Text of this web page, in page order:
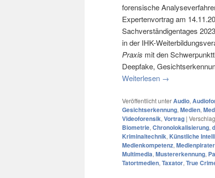
forensische
Expertenvortrag am
Sachverständigentages
in der IHK-
Praxis mit den
Deepfake,
Weiterlesen →
Veröffentlicht unterAudio,
Gesichtserkennung, Medien,
Videoforensik, Vortrag |
Biometrie, Chronolokalisierung,
Kriminaltechnik, Künstliche
Medienkompetenz,
Multimedia, Mustererkennung,
Tatortmedien, Taxator, True